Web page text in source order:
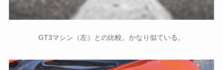
GT3マシン（左）との比較。かなり似ている。